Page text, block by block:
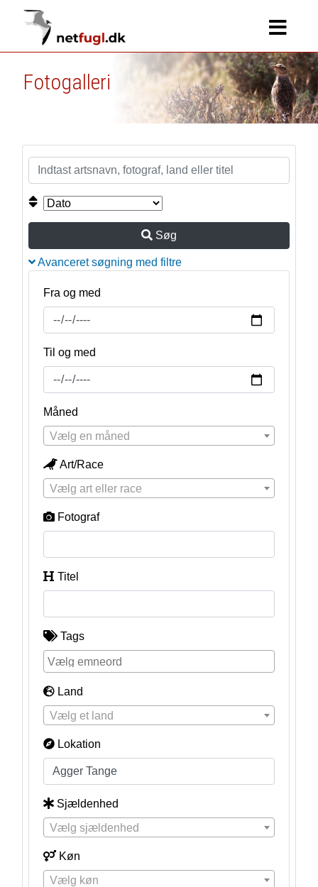
Fotogalleri
Søg
Avanceret søgning med filtre
Fra og med
Til og med
Måned
Vælg en måned
Art/Race
Vælg art eller race
Fotograf
Titel
Tags
Land
Vælg et land
Lokation
Sjældenhed
Vælg sjældenhed
Køn
Vælg køn